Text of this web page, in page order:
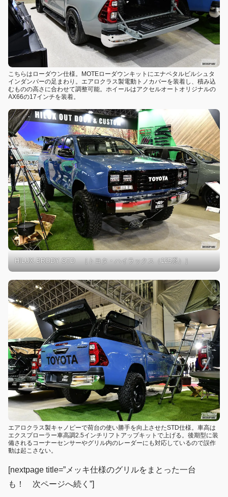
こちらはローダウン仕様。MOTEローダウンキットにエナペタルビルシュタ
インダンパーの足まわり。エアロクラス製電動トノカバーを装着し、積み込
むものの高さに合わせて調整可能。ホイールはアクセルオートオリジナルの
AX66の17インチを装着。
HILUX BRODY STD ［トヨタ・ハイラックス（125系）］
エアロクラス製キャノピーで荷台の使い勝手を向上させたSTD仕様。車高は
エクスプローラー車高調2.5インチリフトアップキットで上げる。後期型に装
備されるコーナーセンサーやグリル内のレーダーにも対応しているので誤作
動は起こさない。
[nextpage title=”メッキ仕様のグリルをまとった一台
も！ 次ページへ続く”]